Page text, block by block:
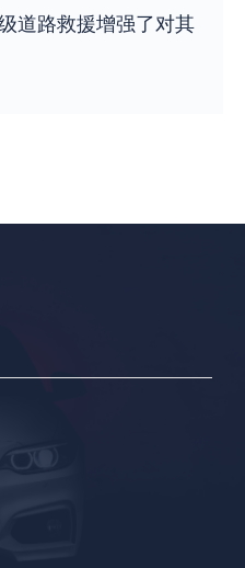
道路救援增强了对其